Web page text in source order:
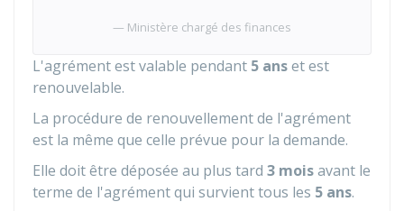
Ministère chargé des finances
L'agrément est valable pendant 5 anset est
renouvelable.
La procédure de renouvellement de l'agrément
est la même que celle prévue pour la demande.
Elle doit être déposée au plus tard 3 moisavant le
terme de l'agrément qui survient tous les 5 ans.